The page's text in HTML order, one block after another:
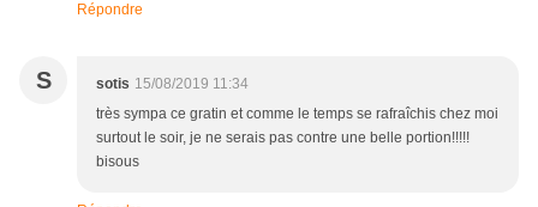
Répondre
S sotis 15/08/2019 11:34
très sympa ce gratin et comme le temps se rafraîchis chez moi
surtout le soir, je ne serais pas contre une belle portion!!!!!
bisous